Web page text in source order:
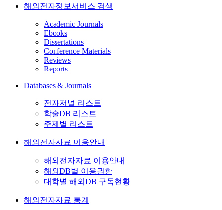
해외전자정보서비스 검색
Academic Journals
Ebooks
Dissertations
Conference Materials
Reviews
Reports
Databases & Journals
전자저널 리스트
학술DB 리스트
주제별 리스트
해외전자자료 이용안내
해외전자자료 이용안내
해외DB별 이용권한
대학별 해외DB 구독현황
해외전자자료 통계